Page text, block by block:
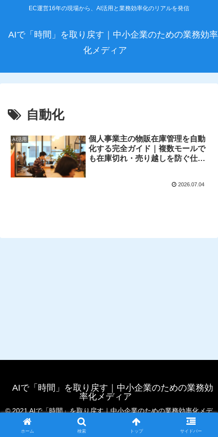
EC運営16年の現場から、AI活用と業務効率化のリアルを発信
AIで「時間」を取り戻す｜中小企業のための業務効率
化メディア
自動化
AI活用
個人事業主の物販在庫管理を自動
化する完全ガイド｜複数モールで
も在庫切れ・売り越しを防ぐ仕組
2026.07.04
AIで「時間」を取り戻す｜中小企業のための業務効
率化メディア
© 2021 AIで「時間」を取り戻す｜中小企業のための業務効率化メデ
ホーム 検索 トップ サイドバー